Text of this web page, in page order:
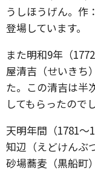
うしほうげん。作
登場しています。
また明和9年（
屋清吉（せいきち
た。この清吉は半
してもらったので
天明年間（1781～
知辺（えどけんぶ
砂場蕎麦（黒船町